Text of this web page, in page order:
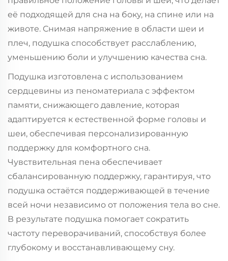
её подходящей для сна на боку, на спине или на
животе. Снимая напряжение в области шеи и
плеч, подушка способствует расслаблению,
уменьшению боли и улучшению качества сна.
Подушка изготовлена с использованием
сердцевины из пеноматериала с эффектом
памяти, снижающего давление, которая
адаптируется к естественной форме головы и
шеи, обеспечивая персонализированную
поддержку для комфортного сна.
Чувствительная пена обеспечивает
сбалансированную поддержку, гарантируя, что
подушка остаётся поддерживающей в течение
всей ночи независимо от положения тела во сне.
В результате подушка помогает сократить
частоту переворачиваний, способствуя более
глубокому и восстанавливающему сну.